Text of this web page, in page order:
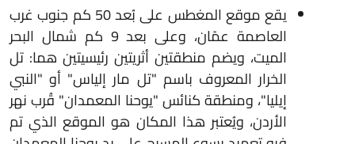
يقع موقع المغطس على بُعد 50 كم جنوب غرب
العاصمة عمًان، وعلى بعد 9 كم شمال البحر
الميت، ويضم منطقتين أثريتين رئيسيتين هما: تل
الخرار المعروف باسم "تل مار إلياس" أو "النبي
إيليا"، ومنطقة كنائس "يوحنا المعمدان" قُرب نهر
الأردن، ويُعتبر هذا المكان هو الموقع الذي تم